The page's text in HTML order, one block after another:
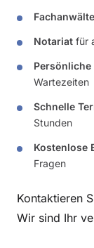
Notariat für
Persönliche
Wartezeiten
Schnelle
Stunden
Kostenlose
Fragen
Kontaktieren
Wir sind Ihr